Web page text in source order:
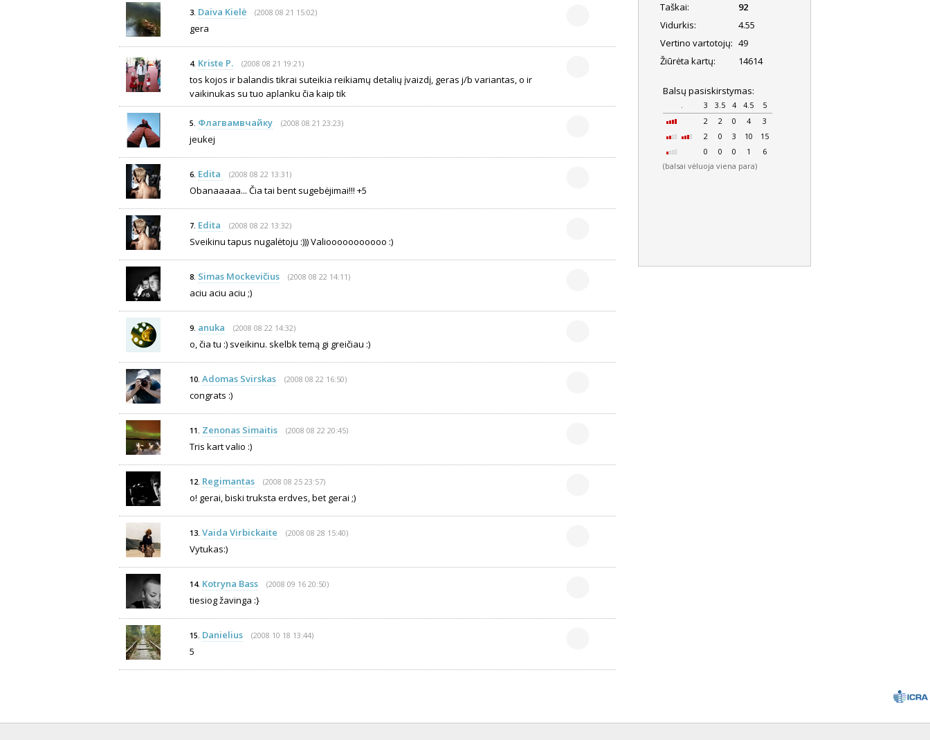
3. Daiva Kielė (2008 08 21 15:02)
gera
4. Kriste P. (2008 08 21 19:21)
tos kojos ir balandis tikrai suteikia reikiamų detalių įvaizdį, geras j/b variantas, o ir
vaikinukas su tuo aplanku čia kaip tik
5. Флагвамвчaйку (2008 08 21 23:23)
jeukej
6. Edita (2008 08 22 13:31)
Obanaaaaa... Čia tai bent sugebėjimai!!! +5
7. Edita (2008 08 22 13:32)
Sveikinu tapus nugalėtoju :))) Valiooooooooooo :)
8. Simas Mockevičius (2008 08 22 14:11)
aciu aciu aciu ;)
9. anuka (2008 08 22 14:32)
o, čia tu :) sveikinu. skelbk temą gi greičiau :)
10. Adomas Svirskas (2008 08 22 16:50)
congrats :)
11. Zenonas Simaitis (2008 08 22 20:45)
Tris kart valio :)
12. Regimantas (2008 08 25 23:57)
o! gerai, biski truksta erdves, bet gerai ;)
13. Vaida Virbickaite (2008 08 28 15:40)
Vytukas:)
14. Kotryna Bass (2008 09 16 20:50)
tiesiog žavinga :}
15. Danielius (2008 10 18 13:44)
5
Taškai:
92
Vidurkis:
4.55
Vertino vartotojų: 49
Žiūrėta kartų:
14614
Balsų pasiskirstymas:
. 3 3.5 4 4.5
5
2
2 0 4
3
2
0 3 10
15
0
0 0 1 6
(balsai vėluoja viena para)